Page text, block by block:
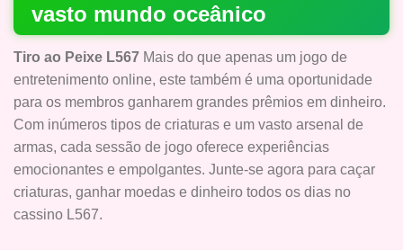
vasto mundo oceânico
Tiro ao Peixe L567 Mais do que apenas um jogo de
entretenimento online, este também é uma oportunidade
para os membros ganharem grandes prêmios em dinheiro.
Com inúmeros tipos de criaturas e um vasto arsenal de
armas, cada sessão de jogo oferece experiências
emocionantes e empolgantes. Junte-se agora para caçar
criaturas, ganhar moedas e dinheiro todos os dias no
cassino L567.